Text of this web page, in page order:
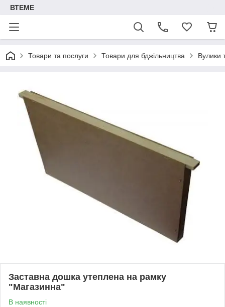
ВТЕМЕ
Товари та послуги Товари для бджільництва Вулики
Заставна дошка утеплена на рамку
"Магазинна"
В наявності